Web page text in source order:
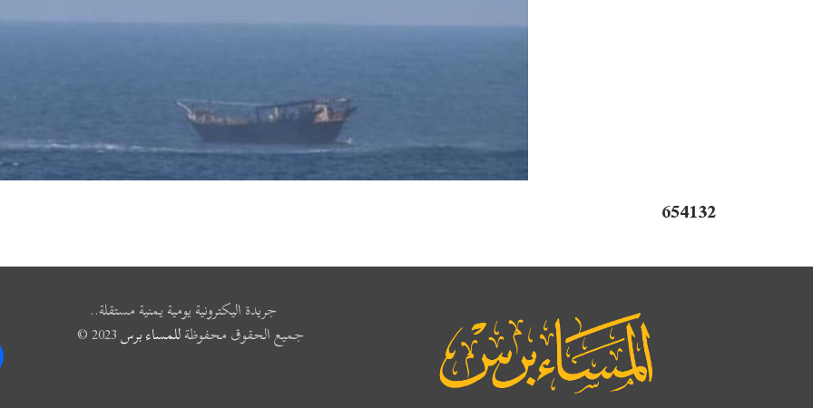
654132
جريدة اليكترونية يومية يمنية مستقلة..
جميع الحقوق محفوظةللمساء برس